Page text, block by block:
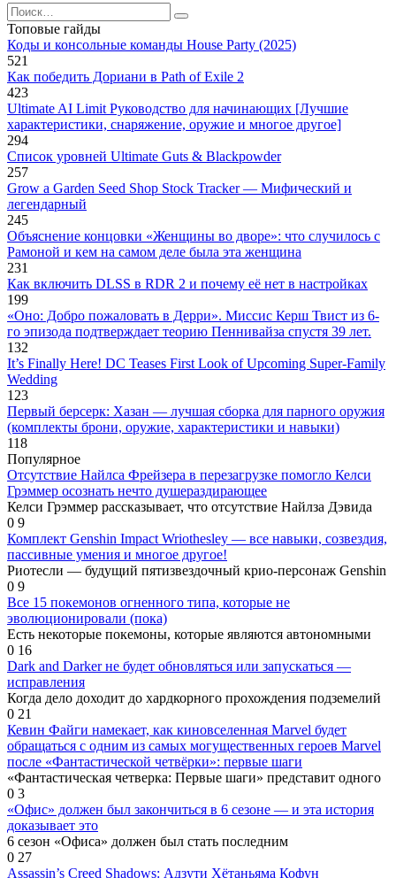
Search
for:
Топовые гайды
Коды и консольные команды House Party (2025)
521
Как победить Дориани в Path of Exile 2
423
Ultimate AI Limit Руководство для начинающих [Лучшие
характеристики, снаряжение, оружие и многое другое]
294
Список уровней Ultimate Guts & Blackpowder
257
Grow a Garden Seed Shop Stock Tracker — Мифический и
легендарный
245
Объяснение концовки «Женщины во дворе»: что случилось с
Рамоной и кем на самом деле была эта женщина
231
Как включить DLSS в RDR 2 и почему её нет в настройках
199
«Оно: Добро пожаловать в Дерри». Миссис Керш Твист из 6-
го эпизода подтверждает теорию Пеннивайза спустя 39 лет.
132
It’s Finally Here! DC Teases First Look of Upcoming Super-Family
Wedding
123
Первый берсерк: Хазан — лучшая сборка для парного оружия
(комплекты брони, оружие, характеристики и навыки)
118
Популярное
Отсутствие Найлса Фрейзера в перезагрузке помогло Келси
Грэммер осознать нечто душераздирающее
Келси Грэммер рассказывает, что отсутствие Найлза Дэвида
0 9
Комплект Genshin Impact Wriothesley — все навыки, созвездия,
пассивные умения и многое другое!
Риотесли — будущий пятизвездочный крио-персонаж Genshin
0 9
Все 15 покемонов огненного типа, которые не
эволюционировали (пока)
Есть некоторые покемоны, которые являются автономными
0 16
Dark and Darker не будет обновляться или запускаться —
исправления
Когда дело доходит до хардкорного прохождения подземелий
0 21
Кевин Файги намекает, как киновселенная Marvel будет
обращаться с одним из самых могущественных героев Marvel
после «Фантастической четвёрки»: первые шаги
«Фантастическая четверка: Первые шаги» представит одного
0 3
«Офис» должен был закончиться в 6 сезоне — и эта история
доказывает это
6 сезон «Офиса» должен был стать последним
0 27
Assassin’s Creed Shadows: Адзути Хётаньяма Кофун